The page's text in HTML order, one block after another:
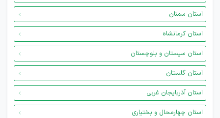
استان سمنان
استان کرمانشاه
استان سیستان و بلوچستان
استان گلستان
استان آذربایجان غربی
استان چهارمحال و بختیاری